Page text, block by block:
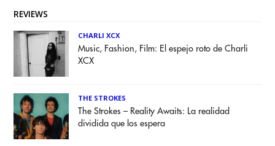
REVIEWS
CHARLI XCX
Music, Fashion, Film: El espejo roto de Charli
XCX
THE STROKES
The Strokes – Reality Awaits: La realidad
dividida que los espera